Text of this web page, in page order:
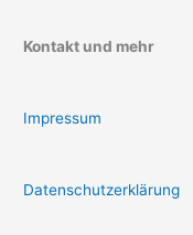
Kontakt und mehr
Impressum
Datenschutzerklärung